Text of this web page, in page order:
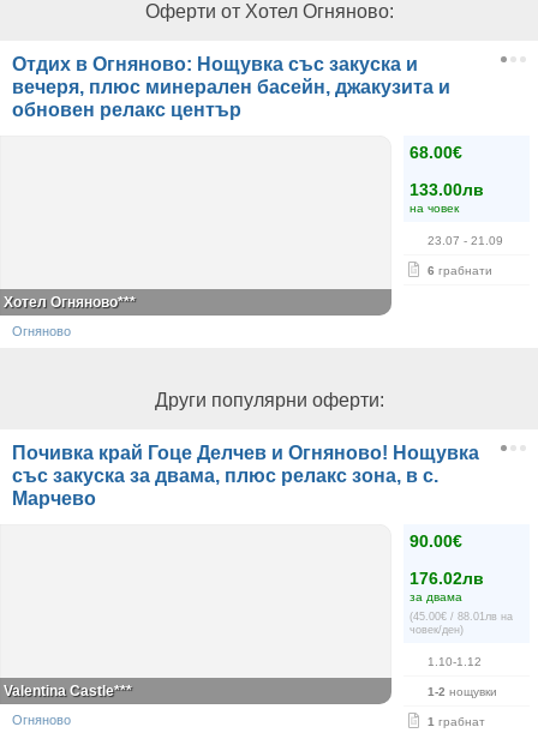
Оферти от Хотел Огняново:
Отдих в Огняново: Нощувка със закуска и
вечеря, плюс минерален басейн, джакузита и
обновен релакс център
68.00€
133.00лв
на човек
23.07 - 21.09
6 грабнати
Хотел Огняново***
Огняново
Други популярни оферти:
Почивка край Гоце Делчев и Огняново! Нощувка
със закуска за двама, плюс релакс зона, в с.
Марчево
90.00€
176.02лв
за двама
(45.00€ / 88.01лв на
човек/ден)
1.10-1.12
1-2 нощувки
1 грабнат
Valentina Castle***
Огняново